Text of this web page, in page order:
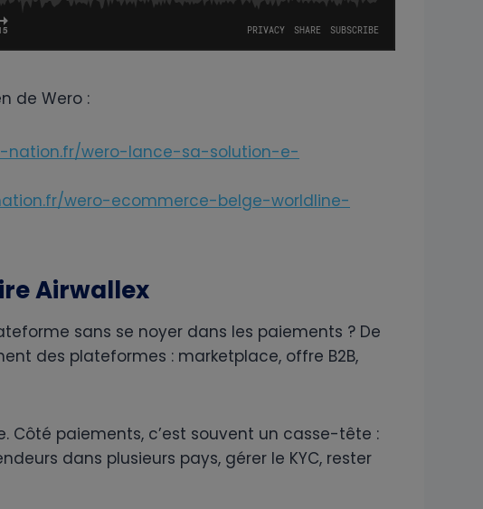
de Wero :
nation.fr/wero-lance-sa-solution-e-
wero-ecommerce-belge-worldline-
Airwallex
sans se noyer dans les paiements ? De
des plateformes : marketplace, offre B2B,
Côté paiements, c’est souvent un casse-tête :
dans plusieurs pays, gérer le KYC, rester